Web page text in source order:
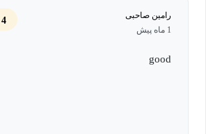
رامین صاحبی
1 ماه پیش
4
good